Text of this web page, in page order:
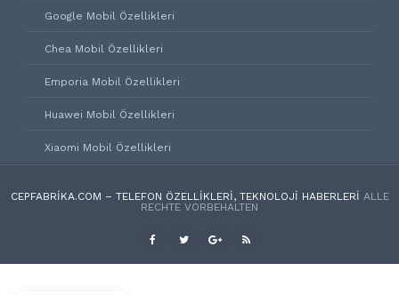
Google Mobil Özellikleri
Chea Mobil Özellikleri
Emporia Mobil Özellikleri
Huawei Mobil Özellikleri
Xiaomi Mobil Özellikleri
CEPFABRIKA.COM – TELEFON ÖZELLIKLERI, TEKNOLOJI HABERLERI ALLE
RECHTE VORBEHALTEN